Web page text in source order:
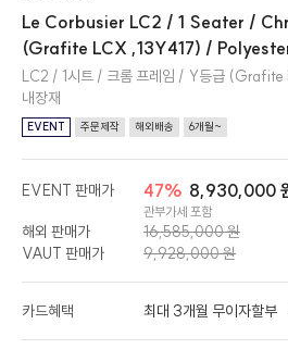
Le Corbusier LC2 / 1 Seater /
(Grafite LCX ,13Y417) /
LC2 / 1시트 / 크롬 프레임 / Y등급
내장재
EVENT 주문제작 해외배송 6개월~
해외 판매가
16,585,000 원
VAUT 판매가
9,928,000 원
EVENT 판매가 47% 8,930,000
관부가세 포함
카드혜택 최대 3개월 무이자할부